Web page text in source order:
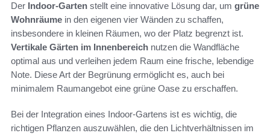
Der Indoor-Garten stellt eine innovative Lösung dar, um grüne
Wohnräume in den eigenen vier Wänden zu schaffen,
insbesondere in kleinen Räumen, wo der Platz begrenzt ist.
Vertikale Gärten im Innenbereich nutzen die Wandfläche
optimal aus und verleihen jedem Raum eine frische, lebendige
Note. Diese Art der Begrünung ermöglicht es, auch bei
minimalem Raumangebot eine grüne Oase zu erschaffen.
Bei der Integration eines Indoor-Gartens ist es wichtig, die
richtigen Pflanzen auszuwählen, die den Lichtverhältnissen im